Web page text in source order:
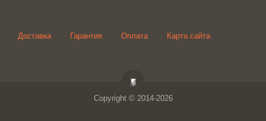
Доставка Гарантия Оплата Карта сайта
Copyright © 2014-2026